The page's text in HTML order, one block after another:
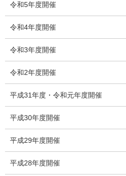
令和5年度開催
令和4年度開催
令和3年度開催
令和2年度開催
平成31年度・令和元年度開催
平成30年度開催
平成29年度開催
平成28年度開催